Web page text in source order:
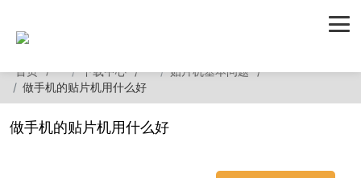
首页 下载中心
贴片机基本问题
做手机的贴片机用什么好
做手机的贴片机用什么好